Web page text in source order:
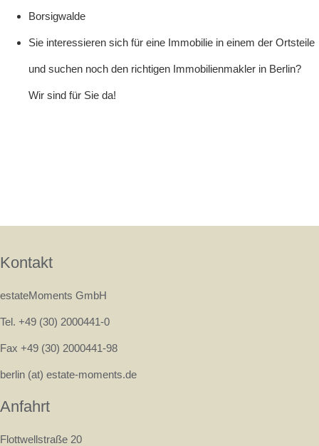
Borsigwalde
Sie interessieren sich für eine Immobilie in einem der Ortsteile
und suchen noch den richtigen Immobilienmakler in Berlin?
Wir sind für Sie da!
Kontakt
estateMoments GmbH
Tel. +49 (30) 2000441-0
Fax +49 (30) 2000441-98
berlin (at) estate-moments.de
Anfahrt
Flottwellstraße 20